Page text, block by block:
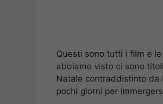
Questi sono tutti i film e
abbiamo visto ci sono
Natale contraddistinto da
pochi giorni per